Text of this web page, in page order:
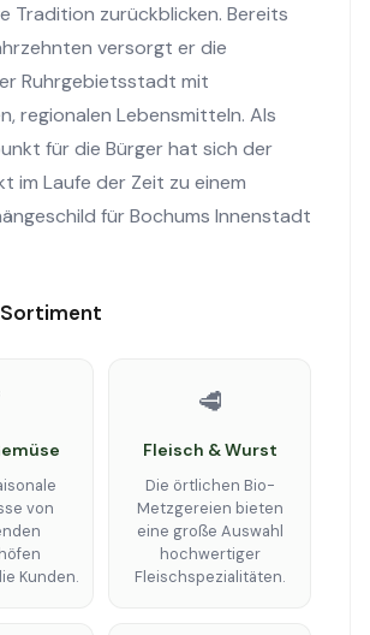
Tradition zurückblicken. Bereits
versorgt er die
Ruhrgebietsstadt mit
regionalen Lebensmitteln. Als
für die Bürger hat sich der
im Laufe der Zeit zu einem
für Bochums Innenstadt
Sortiment
von
Kunden.
🥩
Fleisch & Wurst
Die örtlichen Bio-
Metzgereien bieten
eine große Auswahl
hochwertiger
Fleischspezialitäten.